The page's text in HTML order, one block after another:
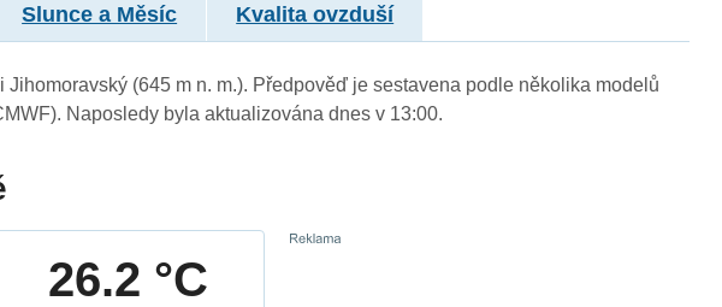
Slunce a Měsíc Kvalita ovzduší
Jihomoravský (645 m n. m.). Předpověď je sestavena podle několika modelů
Naposledy byla aktualizována dnes v 13:00.
26.2 °C